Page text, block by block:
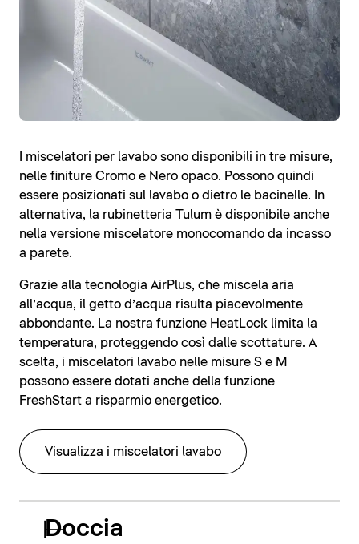
I miscelatori per lavabo sono disponibili in tre misure,
nelle finiture Cromo e Nero opaco. Possono quindi
essere posizionati sul lavabo o dietro le bacinelle. In
alternativa, la rubinetteria Tulum è disponibile anche
nella versione miscelatore monocomando da incasso
a parete.
Grazie alla tecnologia AirPlus, che miscela aria
all’acqua, il getto d’acqua risulta piacevolmente
abbondante. La nostra funzione HeatLock limita la
temperatura, proteggendo così dalle scottature. A
scelta, i miscelatori lavabo nelle misure S e M
possono essere dotati anche della funzione
FreshStart a risparmio energetico.
Visualizza i miscelatori lavabo
Doccia